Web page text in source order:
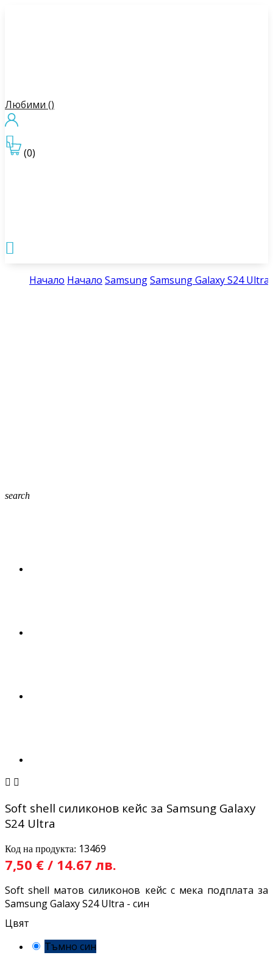
Любими ()
(0)


Начало Начало SamsungSamsung Galaxy S24 Ultra
search
 
Soft shell силиконов кейс за Samsung Galaxy
S24 Ultra
Код на продукта: 13469
7,50 € / 14.67 лв.
Soft shell матов силиконов кейс с мека подплата за
Samsung Galaxy S24 Ultra - син
Цвят
Тъмно син